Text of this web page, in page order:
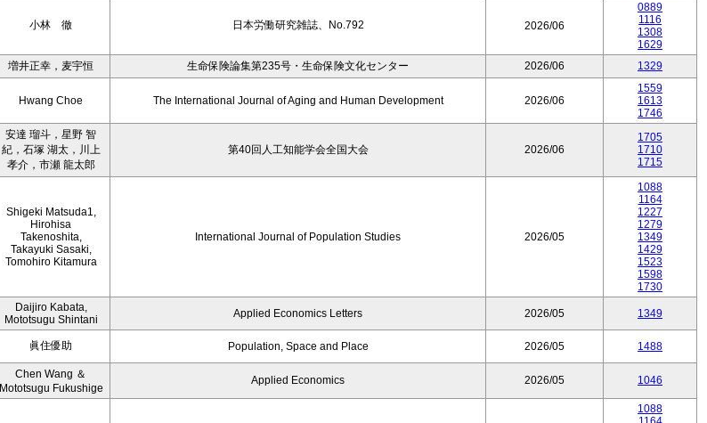
小林 徹 日本労働研究雑誌、No.792 2026/06
0889
1116
1308
1629
増井正幸，麦宇恒 生命保険論集第235号・生命保険文化センター 2026/06 1329
Hwang Choe The International Journal of Aging and Human Development 2026/06
1559
1613
1746
安達 瑠斗，星野 智
紀，石塚 湖太，川上
孝介，市瀬 龍太郎
第40回人工知能学会全国大会 2026/06
1705
1710
1715
Shigeki Matsuda1,
Hirohisa
Takenoshita,
Takayuki Sasaki,
Tomohiro Kitamura
International Journal of Population Studies 2026/05
1088
1164
1227
1279
1349
1429
1523
1598
1730
Daijiro Kabata,
Mototsugu Shintani
Applied Economics Letters 2026/05 1349
眞住優助 Population, Space and Place 2026/05 1488
Chen Wang ＆
Mototsugu Fukushige
Applied Economics 2026/05 1046
1088